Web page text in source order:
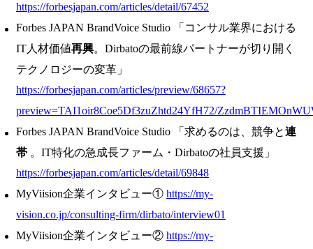
https://forbesjapan.com/articles/detail/67452
Forbes JAPAN BrandVoice Studio 「コンサル業界における
IT人材価値再興。Dirbatoの最前線パートナーが切り開く
テクノロジーの変革」
https://forbesjapan.com/articles/preview/68657?
preview=TAI1oir8Coe5Df3zuZhtd24YfH72/
Forbes JAPAN BrandVoice Studio 「求めるのは、競争と連
帯 。IT特化の急成長ファーム・Dirbatoの社員支援」
https://forbesjapan.com/articles/detail/69848
MyViision企業インタビュー① https://my-
vision.co.jp/consulting-firm/dirbato/interview01
MyViision企業インタビュー② https://my-